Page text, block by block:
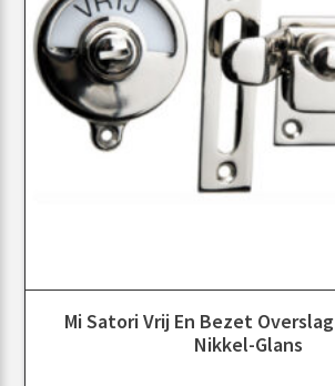
Mi Satori Vrij En Bezet
Nikkel-Glans